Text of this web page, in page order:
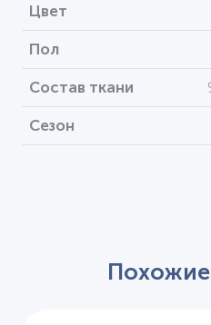
Цвет
Пол
Состав ткани
Сезон